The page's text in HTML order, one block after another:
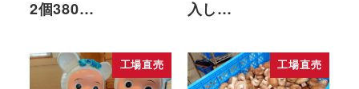
2個380…
入し…
工場直売 工場直売